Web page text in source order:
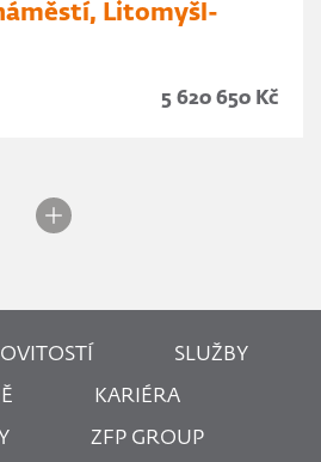
Litomyšl-
5 620 650 Kč
SLUŽBY
KARIÉRA
ZFP GROUP